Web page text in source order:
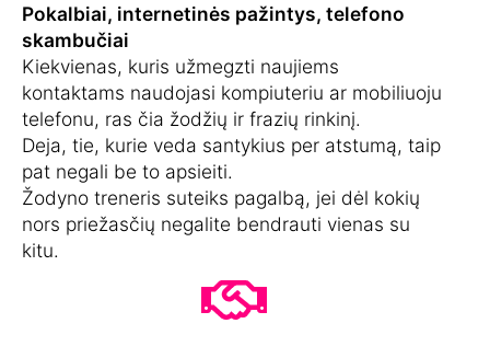
Pokalbiai, internetinės pažintys, telefono
skambučiai
Kiekvienas, kuris užmegzti naujiems
kontaktams naudojasi kompiuteriu ar mobiliuoju
telefonu, ras čia žodžių ir frazių rinkinį.
Deja, tie, kurie veda santykius per atstumą, taip
pat negali be to apsieiti.
Žodyno treneris suteiks pagalbą, jei dėl kokių
nors priežasčių negalite bendrauti vienas su
kitu.